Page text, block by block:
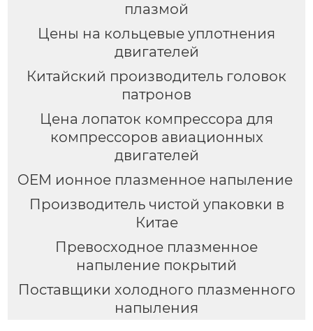
плазмой
Цены на кольцевые уплотнения
двигателей
Китайский производитель головок
патронов
Цена лопаток компрессора для
компрессоров авиационных
двигателей
OEM ионное плазменное напыление
Производитель чистой упаковки в
Китае
Превосходное плазменное
напыление покрытий
Поставщики холодного плазменного
напыления